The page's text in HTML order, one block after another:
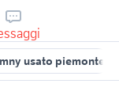
usato piemonte